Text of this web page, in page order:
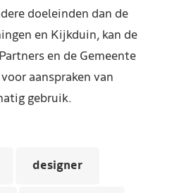
doeleinden dan de
en Kijkduin, kan de
en de Gemeente
aanspraken van
gebruik.
designer